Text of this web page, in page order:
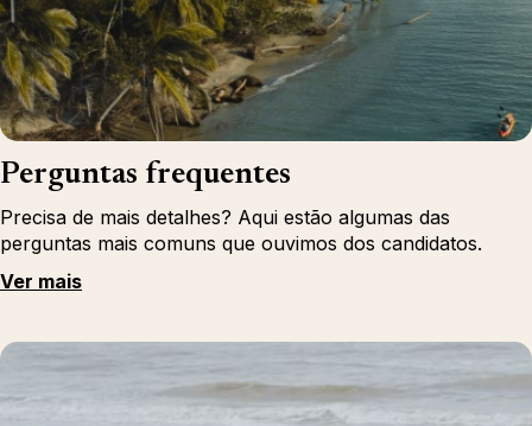
Perguntas frequentes
Precisa de mais detalhes? Aqui estão algumas das
perguntas mais comuns que ouvimos dos candidatos.
Ver mais